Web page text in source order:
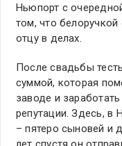
Ньюпорт с
том, что
отцу в делах.
После свадьбы
суммой, которая
заводе и
репутации. Здесь, в
– пятеро сыновей и